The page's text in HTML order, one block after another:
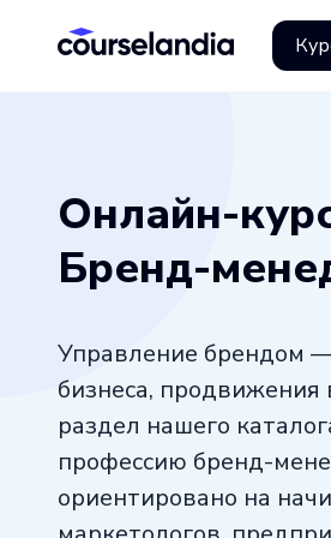
Онлайн-
Бренд-
Управление брендом
бизнеса,
раздел нашего
профессию бренд-
ориентировано на